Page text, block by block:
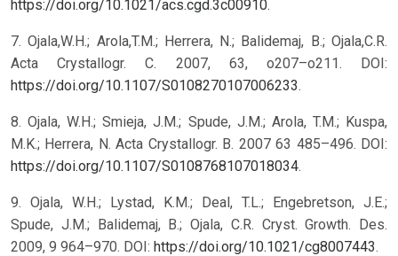
https://doi.org/10.1021/acs.cgd.3c00910.
7. Ojala,W.H.; Arola,T.M.; Herrera, N.; Balidemaj, B.; Ojala,C.R.
Acta Crystallogr. C. 2007, 63, o207–o211. DOI:
https://doi.org/10.1107/S0108270107006233.
8. Ojala, W.H.; Smieja, J.M.; Spude, J.M.; Arola, T.M.; Kuspa,
M.K.; Herrera, N. Acta Crystallogr. B. 2007 63 485–496. DOI:
https://doi.org/10.1107/S0108768107018034.
9. Ojala, W.H.; Lystad, K.M.; Deal, T.L.; Engebretson, J.E.;
Spude, J.M.; Balidemaj, B.; Ojala, C.R. Cryst. Growth. Des.
2009, 9 964–970. DOI: https://doi.org/10.1021/cg8007443.